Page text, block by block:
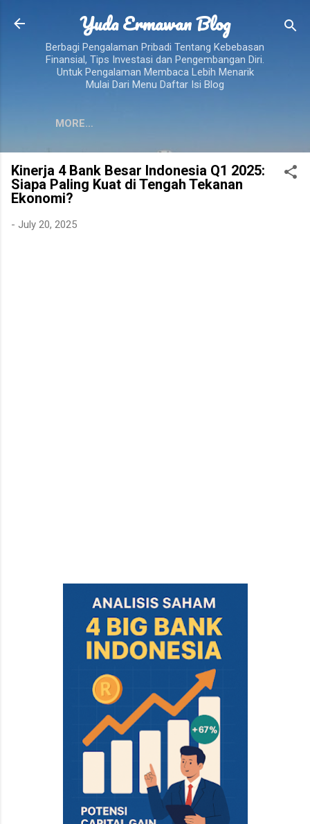
Skip to main content
Yuda Ermawan Blog
Berbagi Pengalaman Pribadi Tentang Kebebasan
Finansial, Tips Investasi dan Pengembangan Diri.
Untuk Pengalaman Membaca Lebih Menarik
Mulai Dari Menu Daftar Isi Blog
MORE…
Kinerja 4 Bank Besar Indonesia Q1 2025:
Siapa Paling Kuat di Tengah Tekanan
Ekonomi?
- July 20, 2025